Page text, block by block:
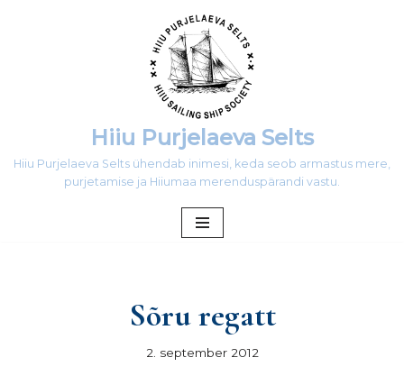
Hiiu Purjelaeva Selts
Hiiu Purjelaeva Selts ühendab inimesi, keda seob armastus mere,
purjetamise ja Hiiumaa merenduspärandi vastu.
Sõru regatt
2. september 2012